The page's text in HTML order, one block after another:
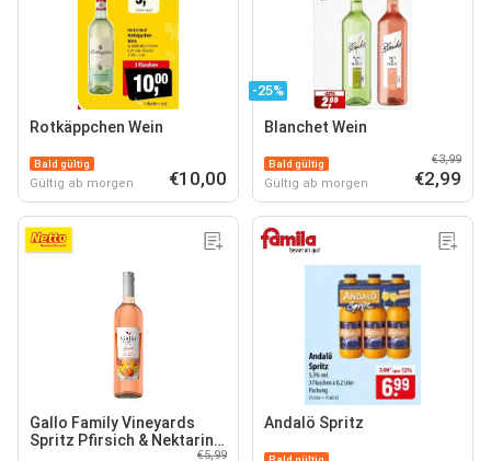
Rotkäppchen Wein
Bald gültig
Gültig ab morgen €10,00
-25%
Blanchet Wein
Bald gültig
Gültig ab morgen
€3,99
€2,99
Gallo Family Vineyards
Spritz Pfirsich & Nektarine
€5,99
Andalö Spritz